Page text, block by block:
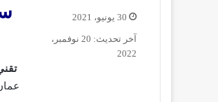
عمان
30 يونيو، 2021
آخر تحديث: 20 نوفمبر،
2022